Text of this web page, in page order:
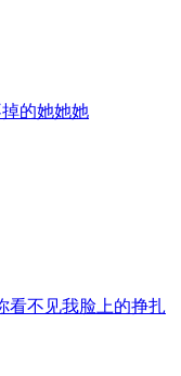
的她她她
看不见我脸上的挣扎